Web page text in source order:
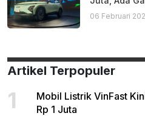
06 Februari
Artikel Terpopuler
1
Mobil Listrik VinFast
Rp 1 Juta